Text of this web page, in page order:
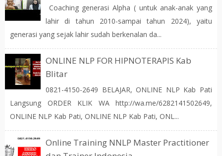
Coaching generasi Alpha ( untuk anak-anak yang
lahir di tahun 2010-sampai tahun 2024), yaitu
generasi yang sejak lahir sudah berkenalan da...
ONLINE NLP FOR HIPNOTERAPIS Kab
Blitar
0821-4150-2649 BELAJAR, ONLINE NLP Kab Pati
Langsung ORDER KLIK WA http://wa.me/6282141502649,
ONLINE NLP Kab Pati, ONLINE NLP Kab Pati, ONL...
Online Training NNLP Master Practitioner